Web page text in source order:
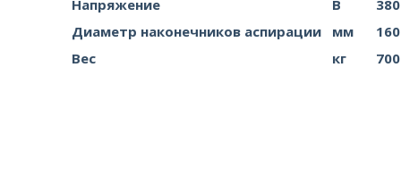
Напряжение
В
380
Диаметр наконечников аспирации
мм
160
Вес
кг 700